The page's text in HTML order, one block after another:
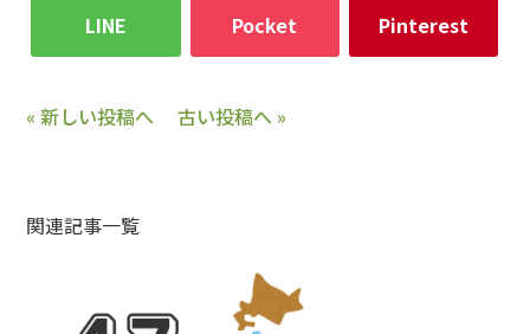
LINE Pocket Pinterest
« 新しい投稿へ 古い投稿へ »
関連記事一覧